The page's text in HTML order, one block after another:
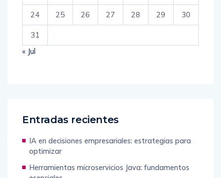
24 25 26 27 28 29 30
31
« Jul
Entradas recientes
IA en decisiones empresariales: estrategias para
optimizar
Herramientas microservicios Java: fundamentos